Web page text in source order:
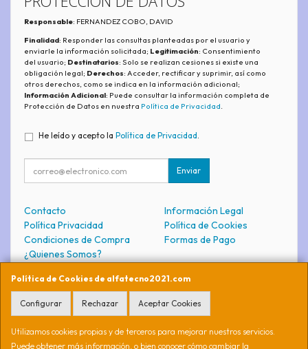
Política de Cookies de alfatecno2021.com
Configurar Rechazar Aceptar Cookies
Utilizamos cookies propias y de terceros para mejorar nuestros servicios.
Puede obtener más información, o bien conocer cómo cambiar la
Responsable: FERNANDEZ COBO, DAVID
Finalidad: Responder las consultas planteadas por el usuario y
enviarle la información solicitada; Legitimación: Consentimiento
del usuario; Destinatarios: Solo se realizan cesiones si existe una
obligación legal; Derechos: Acceder, rectificar y suprimir, así como
otros derechos, como se indica en la información adicional;
Información Adicional: Puede consultar la información completa de
Protección de Datos en nuestra Política de Privacidad
He leído y acepto la Política de Privacidad.
Enviar
Contacto
Información Legal
Política Privacidad
Política de Cookies
Condiciones de Compra
Formas de Pago
¿Quienes Somos?
Contacto
soporte@alfatecno2021.com